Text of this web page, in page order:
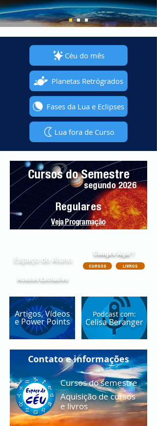
Céu do mês
Planetas Retrógrados
Fases da Lua e Eclipses
Lua fora de Curso
Veja Programação
Cursos do Semestre
segundo 2026
Regulares
Acesso Exclusivo
Espaço do Aluno
Compre Aqui !
CURSOS LIVROS
Artigos, Vídeos
e Power Points
Podcast com:
Celisa Beranger
Contato e informações
Cursos do semestre
Aquisição de cursos
e livros